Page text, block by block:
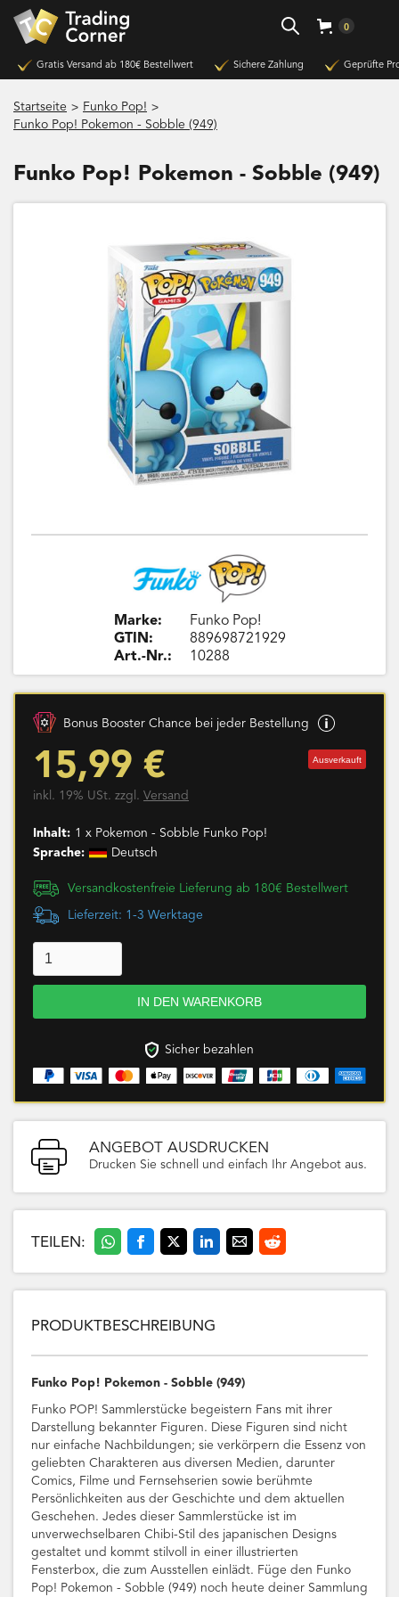
0
Gratis Versand ab 180€ Bestellwert Sichere Zahlung Geprüfte
Startseite > Funko Pop! >
Funko Pop! Pokemon - Sobble (949)
Funko Pop! Pokemon - Sobble (949)
Marke:
GTIN:
Art.-Nr.:
Funko Pop!
889698721929
10288
Bonus Booster Chance bei jeder Bestellung
15,99 € Ausverkauft
inkl. 19% USt. zzgl. Versand
Inhalt: 1 x Pokemon - Sobble Funko Pop!
Sprache:
Deutsch
Versandkostenfreie Lieferung ab 180€ Bestellwert
Lieferzeit: 1-3 Werktage
Sicher bezahlen
ANGEBOT AUSDRUCKEN
Drucken Sie schnell und einfach Ihr Angebot aus.
TEILEN:
PRODUKTBESCHREIBUNG
Funko Pop! Pokemon - Sobble (949)
Funko POP! Sammlerstücke begeistern Fans mit ihrer
Darstellung bekannter Figuren. Diese Figuren sind nicht
nur einfache Nachbildungen; sie verkörpern die Essenz von
geliebten Charakteren aus diversen Medien, darunter
Comics, Filme und Fernsehserien sowie berühmte
Persönlichkeiten aus der Geschichte und dem aktuellen
Geschehen. Jedes dieser Sammlerstücke ist im
unverwechselbaren Chibi-Stil des japanischen Designs
gestaltet und kommt stilvoll in einer illustrierten
Fensterbox, die zum Ausstellen einlädt. Füge den Funko
Pop! Pokemon - Sobble (949) noch heute deiner Sammlung